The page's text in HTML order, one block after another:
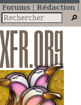
Forums
Rédaction